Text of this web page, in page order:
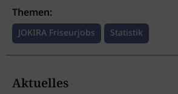
Themen:
JOKIRA Friseurjobs Statistik
Aktuelles